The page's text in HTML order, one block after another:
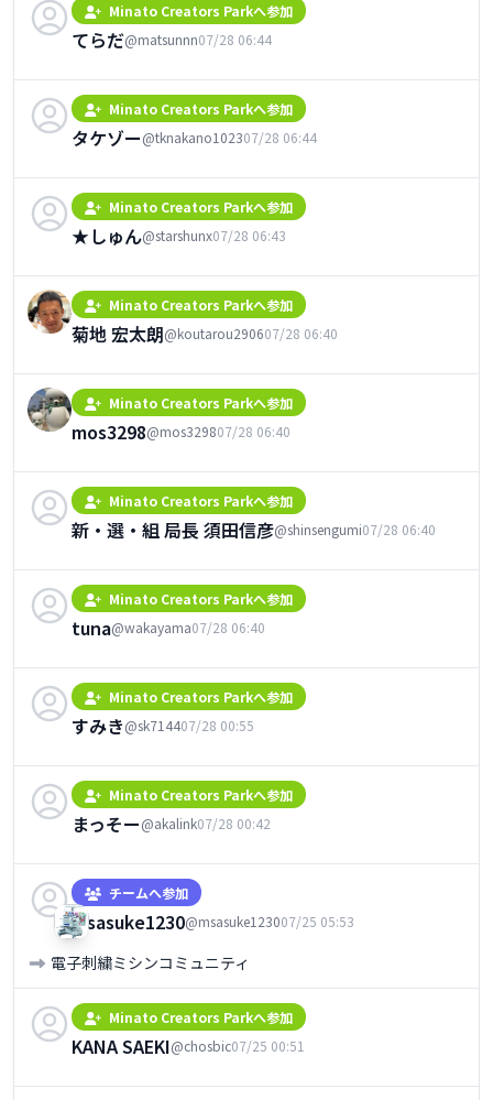
Minato Creators Parkへ参加
てらだ@matsunnn07/28 06:44
Minato Creators Parkへ参加
タケゾー@tknakano102307/28 06:44
Minato Creators Parkへ参加
★しゅん@starshunx07/28 06:43
Minato Creators Parkへ参加
菊地 宏太朗@koutarou290607/28 06:40
Minato Creators Parkへ参加
mos3298@mos329807/28 06:40
Minato Creators Parkへ参加
新・選・組 局長 須田信彦@shinsengumi07/28 06:40
Minato Creators Parkへ参加
tuna@wakayama07/28 06:40
Minato Creators Parkへ参加
すみき@sk714407/28 00:55
Minato Creators Parkへ参加
まっそー@akalink07/28 00:42
チームへ参加
msasuke1230@msasuke123007/25 05:53
電子刺繍ミシンコミュニティ
Minato Creators Parkへ参加
KANA SAEKI@chosbic07/25 00:51